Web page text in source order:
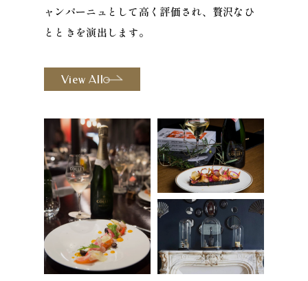
ャンパーニュとして高く評価され、贅沢なひ
とときを演出します。
View All